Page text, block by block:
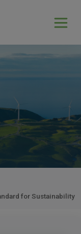
for Sustainability